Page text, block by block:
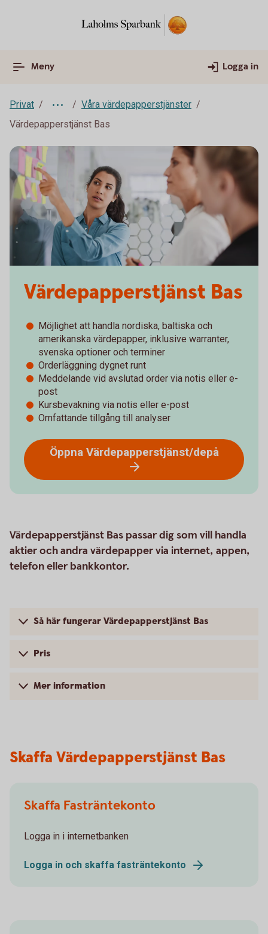
Meny Logga in
Privat
Våra värdepapperstjänster
Värdepapperstjänst Bas
Värdepapperstjänst Bas
Möjlighet att handla nordiska, baltiska och
amerikanska värdepapper, inklusive warranter,
svenska optioner och terminer
Orderläggning dygnet runt
Meddelande vid avslutad order via notis eller e-
post
Kursbevakning via notis eller e-post
Omfattande tillgång till analyser
Öppna Värdepapperstjänst/depå
Värdepapperstjänst Bas passar dig som vill handla
aktier och andra värdepapper via internet, appen,
telefon eller bankkontor.
Så här fungerar Värdepapperstjänst Bas
Pris
Mer information
Skaffa Värdepapperstjänst Bas
Skaffa Fasträntekonto
Logga in i internetbanken
Logga in och skaffa fasträntekonto